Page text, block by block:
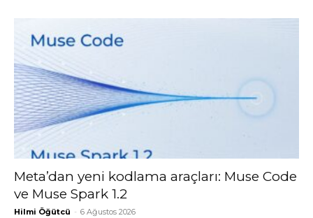
Meta’dan yeni kodlama araçları: Muse Code
ve Muse Spark 1.2
Hilmi Öğütcü - 6 Ağustos 2026